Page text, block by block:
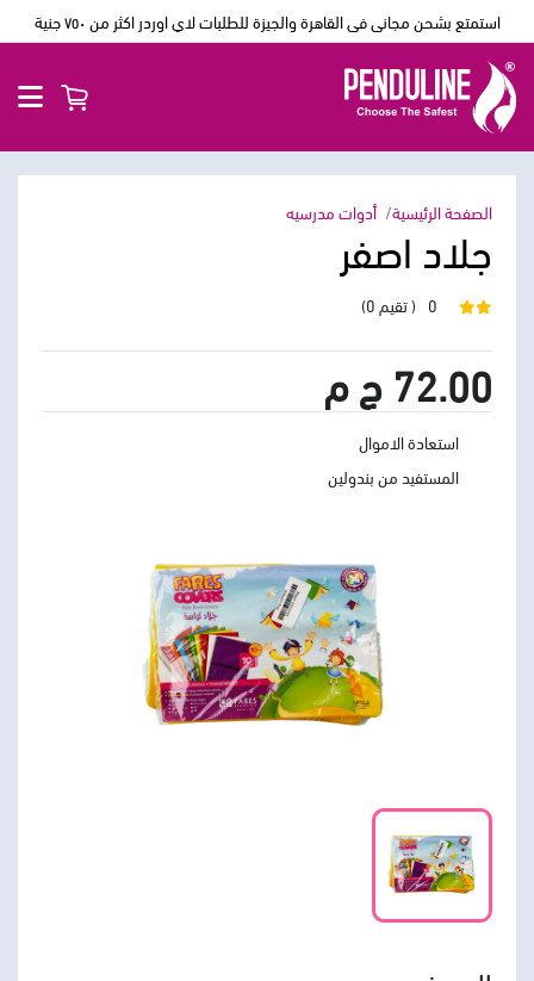
استمتع بشحن مجانى فى القاهرة والجيزة للطلبات لاي اوردر اكثر من ٧٥٠ جنية
الصفحة الرئيسية أدوات مدرسيهجلاد اصفر
0 ( تقيم 0)
72.00 ج م
استعادة الاموال
المستفيد من بندولين